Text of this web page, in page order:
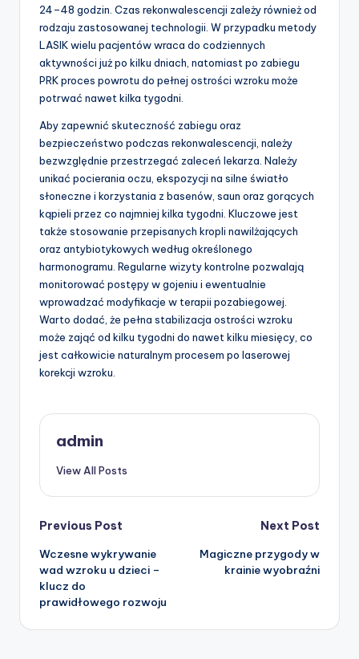
24–48 godzin. Czas rekonwalescencji zależy również od
rodzaju zastosowanej technologii. W przypadku metody
LASIK wielu pacjentów wraca do codziennych
aktywności już po kilku dniach, natomiast po zabiegu
PRK proces powrotu do pełnej ostrości wzroku może
potrwać nawet kilka tygodni.
Aby zapewnić skuteczność zabiegu oraz
bezpieczeństwo podczas rekonwalescencji, należy
bezwzględnie przestrzegać zaleceń lekarza. Należy
unikać pocierania oczu, ekspozycji na silne światło
słoneczne i korzystania z basenów, saun oraz gorących
kąpieli przez co najmniej kilka tygodni. Kluczowe jest
także stosowanie przepisanych kropli nawilżających
oraz antybiotykowych według określonego
harmonogramu. Regularne wizyty kontrolne pozwalają
monitorować postępy w gojeniu i ewentualnie
wprowadzać modyfikacje w terapii pozabiegowej.
Warto dodać, że pełna stabilizacja ostrości wzroku
może zająć od kilku tygodni do nawet kilku miesięcy, co
jest całkowicie naturalnym procesem po laserowej
korekcji wzroku.
admin
View All Posts
Post
navigation
Previous Post
Wczesne wykrywanie
wad wzroku u dzieci –
klucz do
prawidłowego rozwoju
Next Post
Magiczne przygody w
krainie wyobraźni